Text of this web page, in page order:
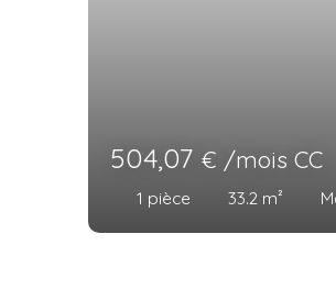
1 002,91€ /mois CC
4pièces 75.87